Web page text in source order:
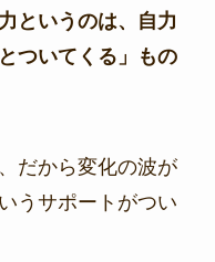
というのは、自力
ついてくる」もの
だから変化の波が
うサポートがつい